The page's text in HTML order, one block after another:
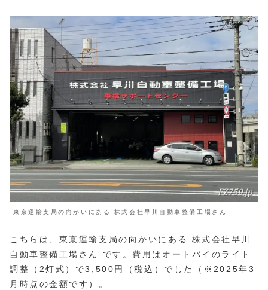
東京運輸支局の向かいにある 株式会社早川自動車整備工場さん
こちらは、東京運輸支局の向かいにある 株式会社早川
自動車整備工場さん
です。費用はオートバイのライト
調整（2灯式）で3,500円（税込）でした（※2025年3
月時点の金額です）。